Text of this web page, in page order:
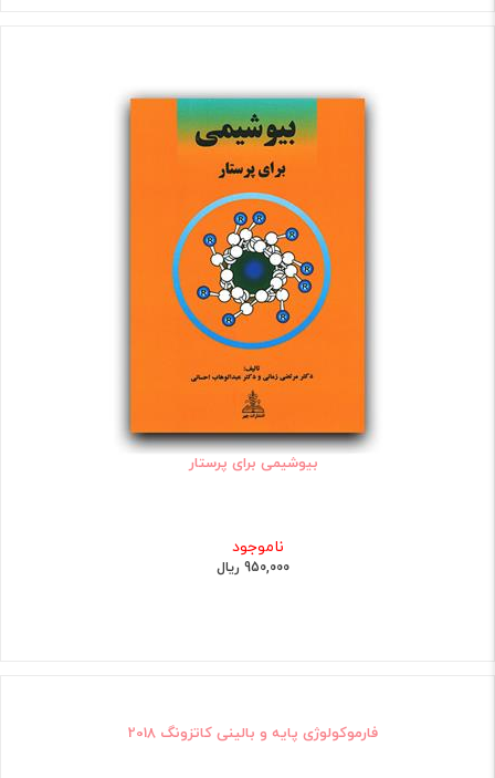
بیوشیمی برای پرستار
ناموجود
950,000 ریال
فارموکولوژی پایه و بالینی کاتزونگ 2018